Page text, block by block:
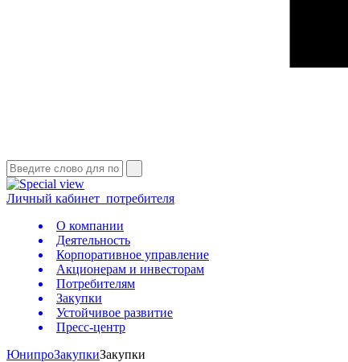
Личный кабинет потребителя
О компании
Деятельность
Корпоративное управление
Акционерам и инвесторам
Потребителям
Закупки
Устойчивое развитие
Пресс-центр
ЮнипроЗакупкиЗакупки